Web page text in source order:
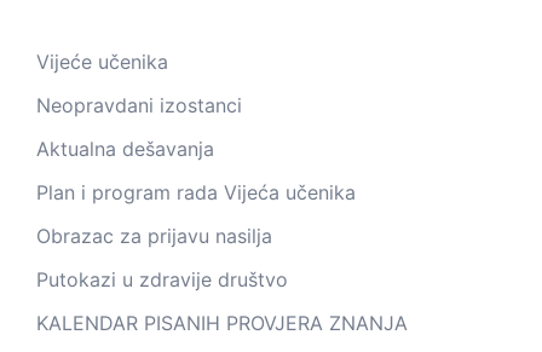
Vijeće učenika
Neopravdani izostanci
Aktualna dešavanja
Plan i program rada Vijeća učenika
Obrazac za prijavu nasilja
Putokazi u zdravije društvo
KALENDAR PISANIH PROVJERA ZNANJA